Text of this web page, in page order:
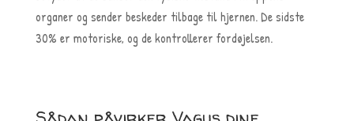
organer og sender beskeder tilbage til hjernen. De sidste
30% er motoriske, og de kontrollerer fordøjelsen.